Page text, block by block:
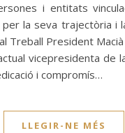
i entitats
per la seva trajectòria i
Treball President
vicepresidenta de
i compromís…
LLEGIR-NE MÉS